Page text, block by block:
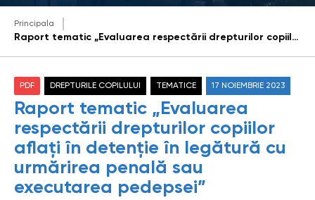
Principala
Raport tematic „Evaluarea respectării drepturilor copiilor aflați în detenție în legătură cu urmărirea penală sau executarea pedepsei”
PDF DREPTURILE COPILULUI TEMATICE 17 NOIEMBRIE 2023
Raport tematic „Evaluarea
respectării drepturilor copiilor
aflați în detenție în legătură cu
urmărirea penală sau
executarea pedepsei”